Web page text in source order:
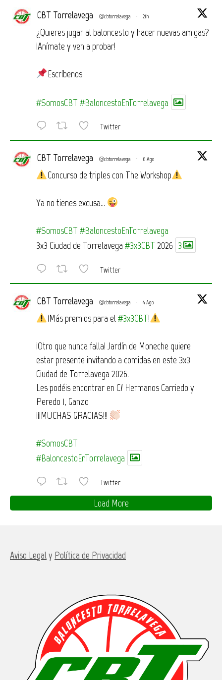
CBT Torrelavega @cbtorrelavega · 21h
¿Quieres jugar al baloncesto y hacer nuevas amigas?
¡Anímate y ven a probar!
Escríbenos
#SomosCBT #BaloncestoEnTorrelavega
Twitter
CBT Torrelavega @cbtorrelavega · 6 Ago
Concurso de triples con The Workshop
Ya no tienes excusa…
#SomosCBT #BaloncestoEnTorrelavega
3x3 Ciudad de Torrelavega#3x3CBT 2026 3
Twitter
CBT Torrelavega @cbtorrelavega · 4 Ago
¡Más premios para el#3x3CBT!
¡Otro que nunca falla! Jardín de Moneche quiere
estar presente invitando a comidas en este 3x3
Ciudad de Torrelavega 2026.
Les podéis encontrar en C/ Hermanos Carriedo y
Peredo 1, Ganzo
¡¡¡MUCHAS GRACIAS!!!
#SomosCBT
#BaloncestoEnTorrelavega
Twitter
Load More
Aviso Legaly Política de Privacidad